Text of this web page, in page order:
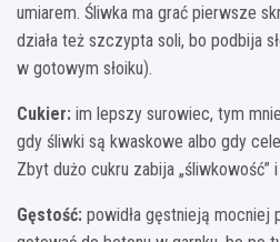
umiarem. Śliwka ma grać pierwsze
działa też szczypta soli, bo podbija
w gotowym słoiku).
Cukier: im lepszy surowiec, tym
gdy śliwki są kwaskowe albo gdy
Zbyt dużo cukru zabija „śliwkowość”
Gęstość: powidła gęstnieją mocniej